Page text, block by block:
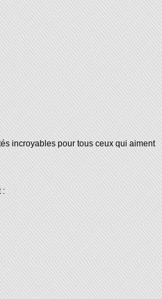
incroyables pour tous ceux qui aiment
: